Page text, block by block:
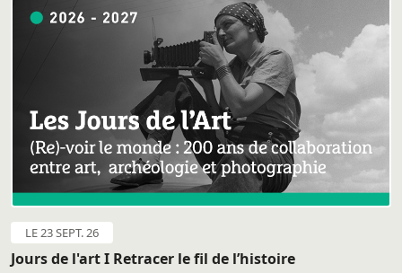
LE 23 SEPT. 26
Jours de l'art I Retracer le fil de l’histoire